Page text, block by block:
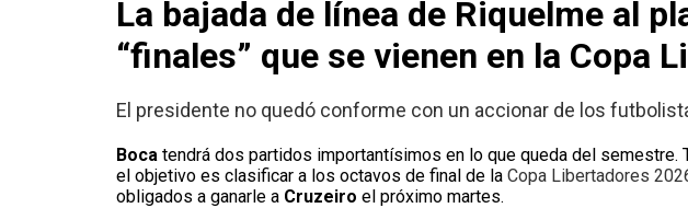
La bajada de línea de Riquelme al
“finales” que se vienen en la Copa
El presidente no quedó conforme con un accionar de los
Boca tendrá dos partidos importantísimos en lo que queda del semestre.
el objetivo es clasificar a los octavos de final de la Copa Libertadores
obligados a ganarle aCruzeiro el próximo martes.